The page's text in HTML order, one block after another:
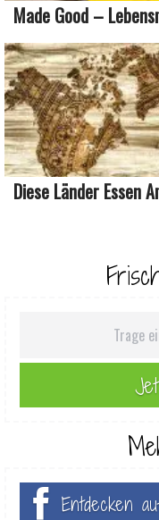
Made Good –
Diese Länder Essen
Entdecken